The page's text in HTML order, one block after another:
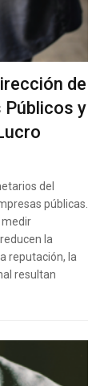
de
Públicos y
del
públicas.
medir
la
reputación, la
resultan